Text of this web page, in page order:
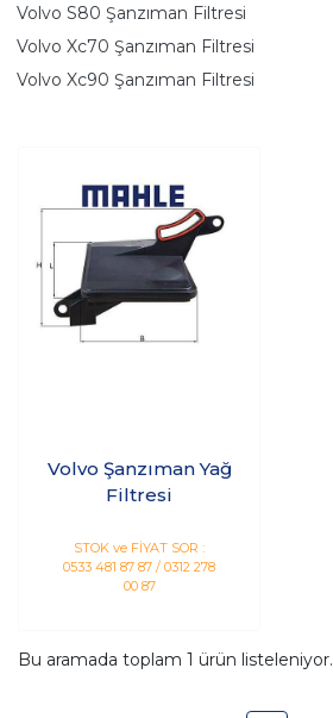
Volvo S80 Şanzıman Filtresi
Volvo Xc70 Şanzıman Filtresi
Volvo Xc90 Şanzıman Filtresi
Volvo Şanzıman Yağ
Filtresi
STOK ve FİYAT SOR :
0533 481 87 87 / 0312 278
00 87
Bu aramada toplam 1 ürün listeleniyor.